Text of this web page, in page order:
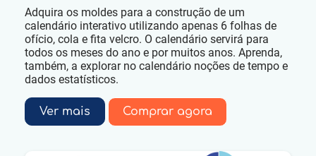
Adquira os moldes para a construção de um
calendário interativo utilizando apenas 6 folhas de
ofício, cola e fita velcro. O calendário servirá para
todos os meses do ano e por muitos anos. Aprenda,
também, a explorar no calendário noções de tempo e
dados estatísticos.
Ver mais Comprar agora